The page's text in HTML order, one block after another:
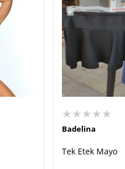
★★★★★
Badelina
Tek Etek Mayo